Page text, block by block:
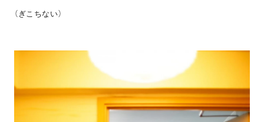
（ぎこちない）